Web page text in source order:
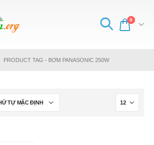
0
PRODUCT TAG - BƠM PANASONIC 250W